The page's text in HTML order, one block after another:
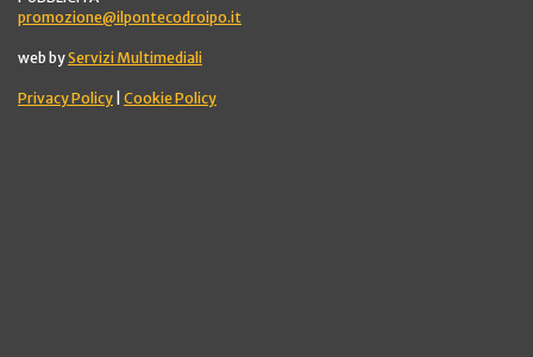
promozione@ilpontecodroipo.it
web byServizi Multimediali
Privacy Policy Cookie Policy